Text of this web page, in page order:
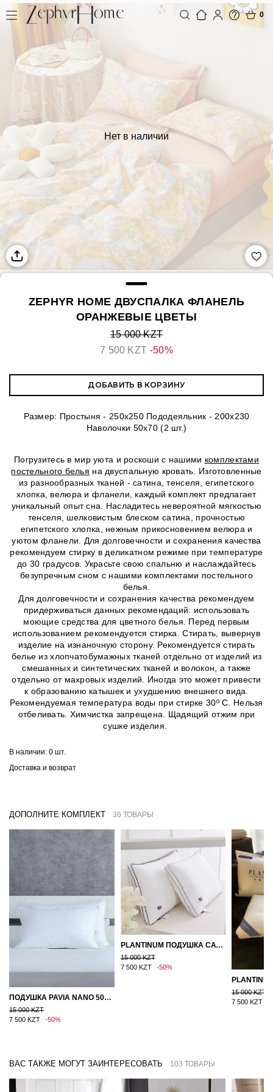
0
Нет в наличии
ZEPHYR HOME ДВУСПАЛКА ФЛАНЕЛЬ
ОРАНЖЕВЫЕ ЦВЕТЫ
15 000 KZT
7 500 KZT -50%
ДОБАВИТЬ В КОРЗИНУ
Размер: Простыня - 250х250 Пододеяльник - 200х230
Наволочки 50х70 (2 шт.)
Погрузитесь в мир уюта и роскоши с нашими комплектами
постельного белья на двуспальную кровать. Изготовленные
из разнообразных тканей - сатина, тенселя, египетского
хлопка, велюра и фланели, каждый комплект предлагает
уникальный опыт сна. Насладитесь невероятной мягкостью
тенселя, шелковистым блеском сатина, прочностью
египетского хлопка, нежным прикосновением велюра и
уютом фланели. Для долговечности и сохранения качества
рекомендуем стирку в деликатном режиме при температуре
до 30 градусов. Украсьте свою спальню и наслаждайтесь
безупречным сном с нашими комплектами постельного
белья.
Для долговечности и сохранения качества рекомендуем
придерживаться данных рекомендаций: использовать
моющие средства для цветного белья. Перед первым
использованием рекомендуется стирка. Стирать, вывернув
изделие на изнаночную сторону. Рекомендуется стирать
белье из хлопчатобумажных тканей отдельно от изделий из
смешанных и синтетических тканей и волокон, а также
отдельно от махровых изделий. Иногда это может привести
к образованию катышек и ухудшению внешнего вида.
Рекомендуемая температура воды при стирке 30º C. Нельзя
отбеливать. Химчистка запрещена. Щадящий отжим при
сушке изделия.
В наличии: 0 шт.
Доставка и возврат
ДОПОЛНИТЕ КОМПЛЕКТ 36 ТОВАРЫ
ПОДУШКА PAVIA NANO 50X70
15 000 KZT
7 500 KZT
-50%
PLANTINUM ПОДУШКА САТИН, ШЕЛК 50Х70
15 000 KZT
7 500 KZT
-50%
15 000 KZT
7 500 KZT
ВАС ТАКЖЕ МОГУТ ЗАИНТЕРЕСОВАТЬ 103 ТОВАРЫ